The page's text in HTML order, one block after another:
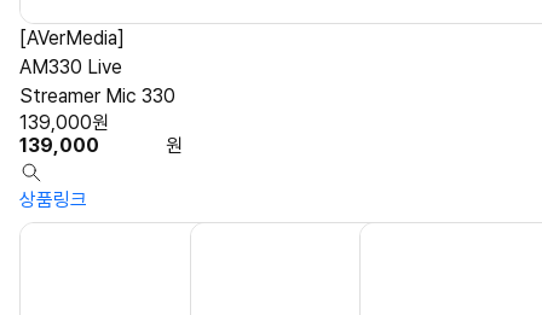
[AVerMedia]
AM330 Live
Streamer Mic 330
139,000 원
139,000원
상품링크